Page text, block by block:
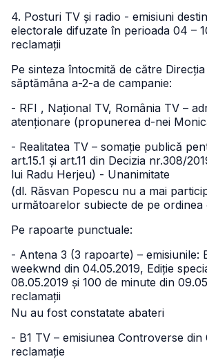
4. Posturi TV și radio - emisiuni
electorale difuzate în perioada 04 –
reclamații
Pe sinteza întocmită de către
săptămâna a-2-a de campanie:
- RFI , Național TV, România TV –
atenționare (propunerea d-nei
- Realitatea TV – somație publică
art.15.1 și art.11 din Decizia nr.308/
lui Radu Herjeu) - Unanimitate
(dl. Răsvan Popescu nu a mai
următoarelor subiecte de pe ordinea
Pe rapoarte punctuale:
- Antena 3 (3 rapoarte) – emisiunile:
weekwnd din 04.05.2019, Ediție
08.05.2019 și 100 de minute din
reclamații
Nu au fost constatate abateri
- B1 TV – emisiunea Controverse din
reclamație